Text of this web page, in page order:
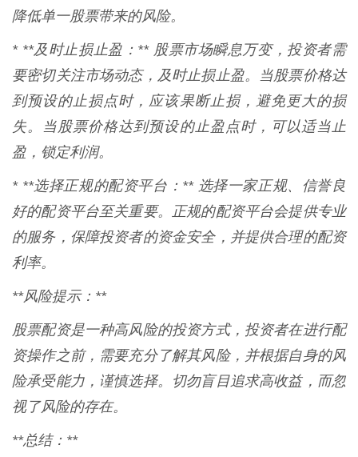
降低单一股票带来的风险。
* **及时止损止盈：** 股票市场瞬息万变，投资者需
要密切关注市场动态，及时止损止盈。当股票价格达
到预设的止损点时，应该果断止损，避免更大的损
失。当股票价格达到预设的止盈点时，可以适当止
盈，锁定利润。
* **选择正规的配资平台：** 选择一家正规、信誉良
好的配资平台至关重要。正规的配资平台会提供专业
的服务，保障投资者的资金安全，并提供合理的配资
利率。
**风险提示：**
股票配资是一种高风险的投资方式，投资者在进行配
资操作之前，需要充分了解其风险，并根据自身的风
险承受能力，谨慎选择。切勿盲目追求高收益，而忽
视了风险的存在。
**总结：**